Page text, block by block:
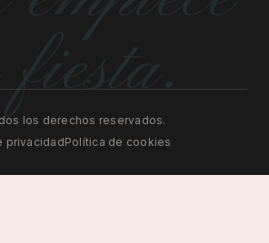
los derechos reservados.
privacidadPolítica de cookies